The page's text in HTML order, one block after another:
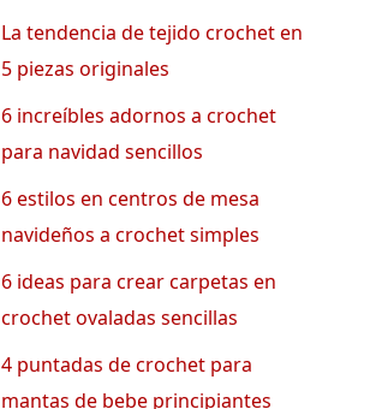
La tendencia de tejido crochet en
5 piezas originales
6 increíbles adornos a crochet
para navidad sencillos
6 estilos en centros de mesa
navideños a crochet simples
6 ideas para crear carpetas en
crochet ovaladas sencillas
4 puntadas de crochet para
mantas de bebe principiantes